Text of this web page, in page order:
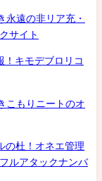
永遠の非リア充・
サイト
！キモデブロリコ
こもりニートのオ
の杜！オネエ管理
ルアタックナンバ